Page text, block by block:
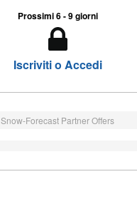
Prossimi 6 - 9 giorni
Iscriviti o Accedi
Snow-Forecast Partner Offers